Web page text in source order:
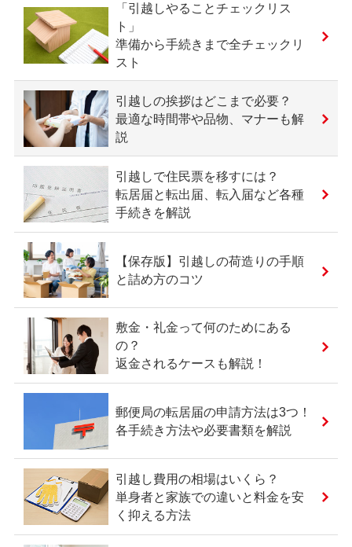
「引越しやることチェックリス
ト」
準備から手続きまで全チェックリ
スト
引越しの挨拶はどこまで必要？
最適な時間帯や品物、マナーも解
説
引越しで住民票を移すには？
転居届と転出届、転入届など各種
手続きを解説
【保存版】引越しの荷造りの手順
と詰め方のコツ
敷金・礼金って何のためにある
の？
返金されるケースも解説！
郵便局の転居届の申請方法は3つ！
各手続き方法や必要書類を解説
引越し費用の相場はいくら？
単身者と家族での違いと料金を安
く抑える方法